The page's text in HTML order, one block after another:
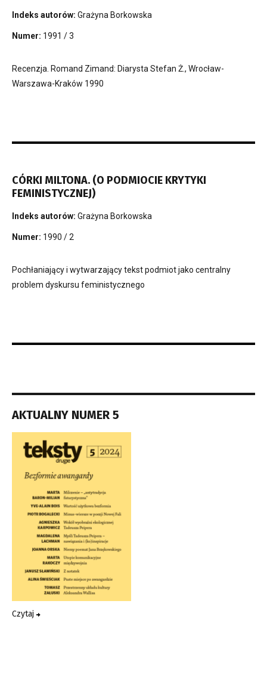
Indeks autorów: Grażyna Borkowska
Numer: 1991 / 3
Recenzja. Romand Zimand: Diarysta Stefan Ż., Wrocław-
Warszawa-Kraków 1990
CÓRKI MILTONA. (O PODMIOCIE KRYTYKI
FEMINISTYCZNEJ)
Indeks autorów: Grażyna Borkowska
Numer: 1990 / 2
Pochłaniający i wytwarzający tekst podmiot jako centralny
problem dyskursu feministycznego
AKTUALNY NUMER 5
Czytaj